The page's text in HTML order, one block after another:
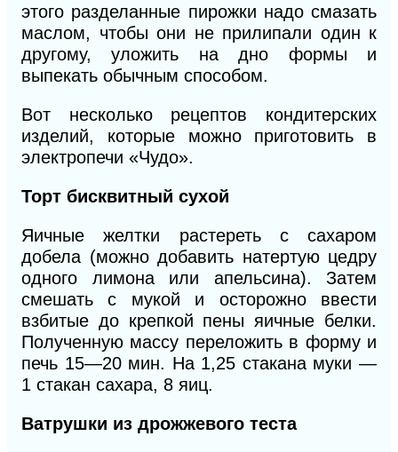
этого разделанные пирожки надо смазать
маслом, чтобы они не прилипали один к
другому, уложить на дно формы и
выпекать обычным способом.
Вот несколько рецептов кондитерских
изделий, которые можно приготовить в
электропечи «Чудо».
Торт бисквитный сухой
Яичные желтки растереть с сахаром
добела (можно добавить натертую цедру
одного лимона или апельсина). Затем
смешать с мукой и осторожно ввести
взбитые до крепкой пены яичные белки.
Полученную массу переложить в форму и
печь 15—20 мин. На 1,25 стакана муки —
1 стакан сахара, 8 яиц.
Ватрушки из дрожжевого теста